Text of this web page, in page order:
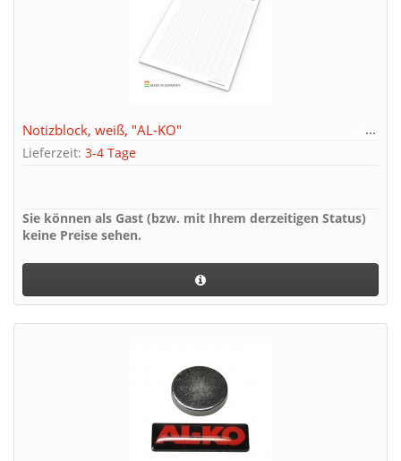
Notizblock, weiß, "AL-KO"
Lieferzeit: 3-4 Tage
Sie können als Gast (bzw. mit Ihrem derzeitigen Status)
keine Preise sehen.